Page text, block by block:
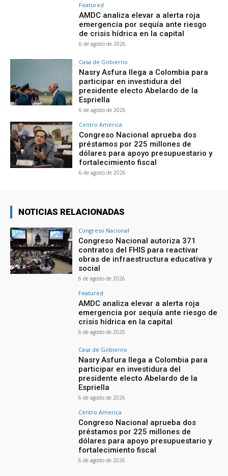
Featured
AMDC analiza elevar a alerta roja
emergencia por sequía ante riesgo
de crisis hídrica en la capital
6 de agosto de 2026
Casa de Gobierno
Nasry Asfura llega a Colombia para
participar en investidura del
presidente electo Abelardo de la
Espriella
6 de agosto de 2026
Centro America
Congreso Nacional aprueba dos
préstamos por 225 millones de
dólares para apoyo presupuestario y
fortalecimiento fiscal
6 de agosto de 2026
NOTICIAS RELACIONADAS
Congreso Nacional
Congreso Nacional autoriza 371
contratos del FHIS para reactivar
obras de infraestructura educativa y
social
6 de agosto de 2026
Featured
AMDC analiza elevar a alerta roja
emergencia por sequía ante riesgo de
crisis hídrica en la capital
6 de agosto de 2026
Casa de Gobierno
Nasry Asfura llega a Colombia para
participar en investidura del
presidente electo Abelardo de la
Espriella
6 de agosto de 2026
Centro America
Congreso Nacional aprueba dos
préstamos por 225 millones de
dólares para apoyo presupuestario y
fortalecimiento fiscal
6 de agosto de 2026